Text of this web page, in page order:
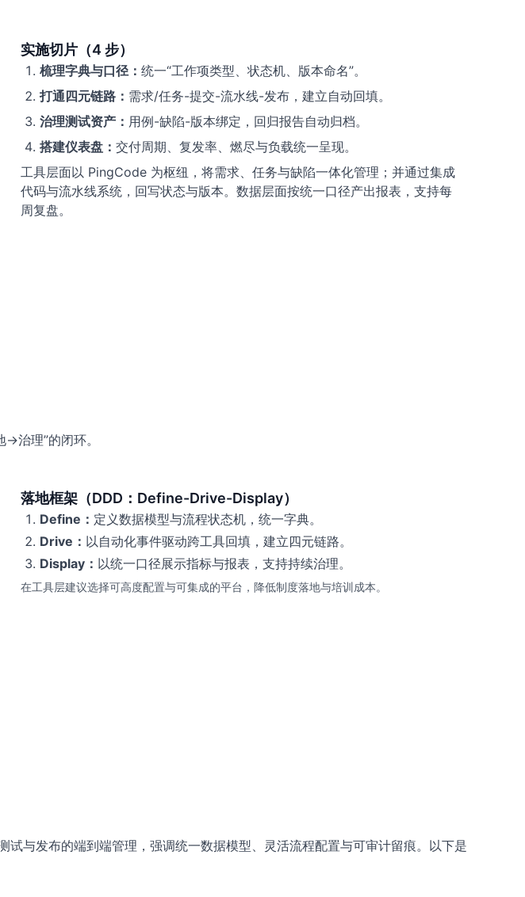
实施切片（4 步）
梳理字典与口径： 统一“工作项类型、状态机、版本命名”。
打通四元链路： 需求/任务-提交-流水线-发布，建立自动回填。
治理测试资产： 用例-缺陷-版本绑定，回归报告自动归档。
搭建仪表盘： 交付周期、复发率、燃尽与负载统一呈现。
工具层面以 PingCode 为枢纽，将需求、任务与缺陷一体化管理；并通过集成
代码与流水线系统，回写状态与版本。数据层面按统一口径产出报表，支持每
周复盘。
治理”的闭环。
落地框架（DDD：Define-Drive-Display）
Define： 定义数据模型与流程状态机，统一字典。
Drive： 以自动化事件驱动跨工具回填，建立四元链路。
Display： 以统一口径展示指标与报表，支持持续治理。
在工具层建议选择可高度配置与可集成的平台，降低制度落地与培训成本。
与发布的端到端管理，强调统一数据模型、灵活流程配置与可审计留痕。以下是